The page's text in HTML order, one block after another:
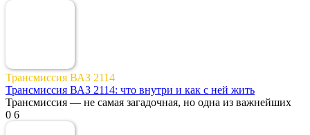
Трансмиссия ВАЗ 2114
Трансмиссия ВАЗ 2114: что внутри и как с ней жить
Трансмиссия — не самая загадочная, но одна из важнейших
0 6